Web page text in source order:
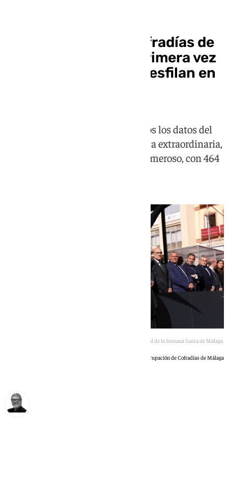
La Agrupación de Cofradías de
Málaga publica por primera vez
cuántos nazarenos desfilan en
El organismo cofrade hizo públicos los datos del
conteo oficial de 2026 en una junta extraordinaria,
con Mena como el cortejo más numeroso, con 464
Una de las cofradías a su paso por la Tribuna Oficial de la Semana Santa de Málaga.
Agrupación de Cofradías de Málaga